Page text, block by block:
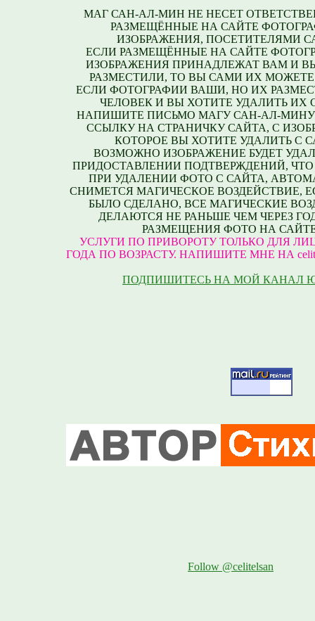
МАГ САН-АЛ-МИН НЕ НЕСЕТ
РАЗМЕЩЁННЫЕ НА САЙТЕ
ИЗОБРАЖЕНИЯ, ПОСЕТИТЕЛЯМИ
ЕСЛИ РАЗМЕЩЁННЫЕ НА САЙТЕ
ИЗОБРАЖЕНИЯ ПРИНАДЛЕЖАТ ВАМ И
РАЗМЕСТИЛИ, ТО ВЫ САМИ ИХ МОЖЕТЕ
ЕСЛИ ФОТОГРАФИИ ВАШИ, НО ИХ
ЧЕЛОВЕК И ВЫ ХОТИТЕ УДАЛИТЬ ИХ
НАПИШИТЕ ПИСЬМО МАГУ САН-АЛ-
ССЫЛКУ НА СТРАНИЧКУ САЙТА, С
КОТОРОЕ ВЫ ХОТИТЕ УДАЛИТЬ С
ВОЗМОЖНО ИЗОБРАЖЕНИЕ БУДЕТ
ПРИДОСТАВЛЕНИИ ПОДТВЕРЖДЕНИЙ,
ПРИ УДАЛЕНИИ ФОТО С САЙТА,
СНИМЕТСЯ МАГИЧЕСКОЕ ВОЗДЕЙСТВИЕ,
БЫЛО СДЕЛАНО, ВСЕ МАГИЧЕСКИЕ
ДЕЛАЮТСЯ НЕ РАНЬШЕ ЧЕМ ЧЕРЕЗ
РАЗМЕЩЕНИЯ ФОТО НА
УСЛУГИ ПО ПРИВОРОТУ ТОЛЬКО ДЛЯ
ГОДА ПО ВОЗРАСТУ. НАПИШИТЕ МНЕ НА
ПОДПИШИТЕСЬ НА МОЙ КАНАЛ
Follow @celitelsan